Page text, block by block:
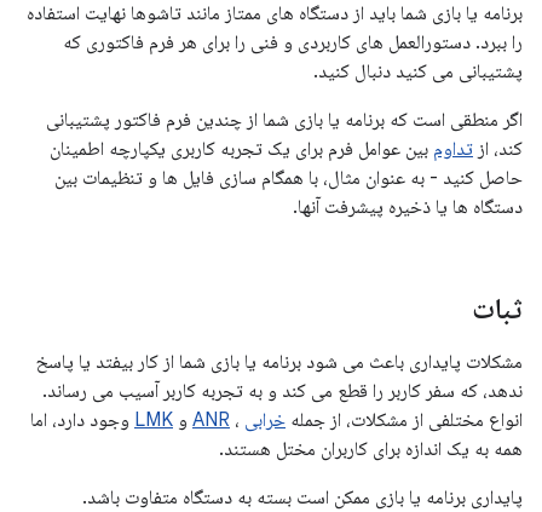
برنامه یا بازی شما باید از دستگاه های ممتاز مانند تاشوها نهایت استفاده
را ببرد. دستورالعمل های کاربردی و فنی را برای هر فرم فاکتوری که
پشتیبانی می کنید دنبال کنید.
اگر منطقی است که برنامه یا بازی شما از چندین فرم فاکتور پشتیبانی
کند، از تداوم بین عوامل فرم برای یک تجربه کاربری یکپارچه اطمینان
حاصل کنید - به عنوان مثال، با همگام سازی فایل ها و تنظیمات بین
دستگاه ها یا ذخیره پیشرفت آنها.
ثبات
مشکلات پایداری باعث می شود برنامه یا بازی شما از کار بیفتد یا پاسخ
ندهد، که سفر کاربر را قطع می کند و به تجربه کاربر آسیب می رساند.
انواع مختلفی از مشکلات، از جمله خرابی ، ANR و LMK وجود دارد، اما
همه به یک اندازه برای کاربران مختل هستند.
پایداری برنامه یا بازی ممکن است بسته به دستگاه متفاوت باشد.